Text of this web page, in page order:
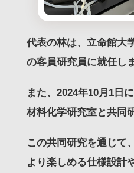
代表の林は、立命館大
の客員研究員に就任し
また、2024年10月1日
材料化学研究室と共同
この共同研究を通じて
より楽しめる仕様設計